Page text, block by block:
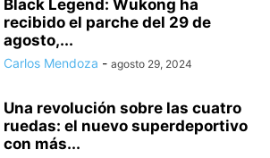
Black Legend: Wukong ha
recibido el parche del 29 de
agosto,...
Carlos Mendoza - agosto 29, 2024
Una revolución sobre las cuatro
ruedas: el nuevo superdeportivo
con más...